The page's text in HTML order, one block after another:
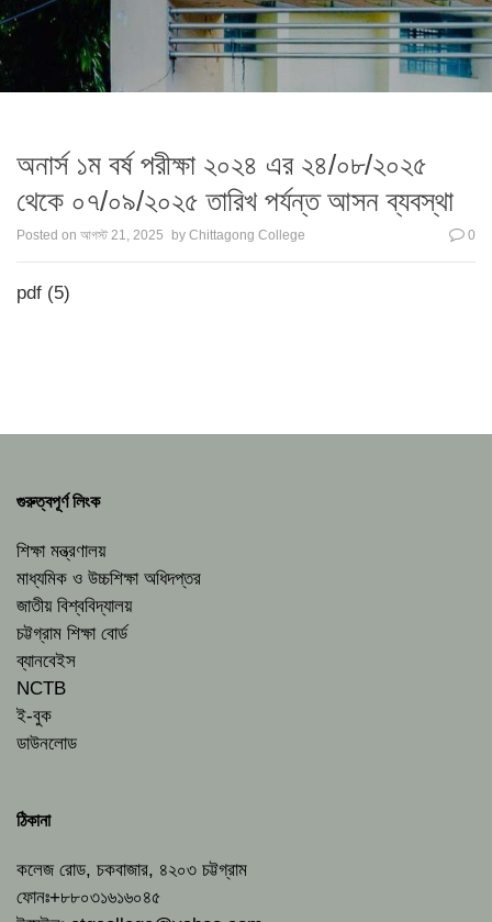
অনার্স ১ম বর্ষ পরীক্ষা ২০২৪ এর ২৪/০৮/২০২৫
থেকে ০৭/০৯/২০২৫ তারিখ পর্যন্ত আসন ব্যবস্থা
Posted on আগস্ট 21, 2025 by Chittagong College 0
pdf (5)
গুরুত্বপূর্ণ লিংক
শিক্ষা মন্ত্রণালয়
মাধ্যমিক ও উচ্চশিক্ষা অধিদপ্তর
জাতীয় বিশ্ববিদ্যালয়
চট্টগ্রাম শিক্ষা বোর্ড
ব্যানবেইস
NCTB
ই-বুক
ডাউনলোড
ঠিকানা
কলেজ রোড, চকবাজার, ৪২০৩ চট্টগ্রাম
ফোনঃ+৮৮০৩১৬১৬০৪৫